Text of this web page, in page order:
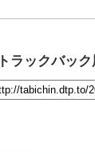
トラックバッ